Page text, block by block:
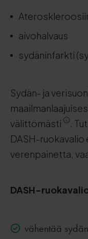
aivohalvaus
sydäninfarkti
Sydän- ja
välittömästi
.
DASH-ruokavalio
verenpainetta,
DASH-
vähentää